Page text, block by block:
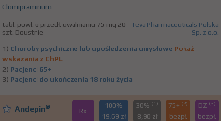
Clomipraminum
tabl. powl. o przedł. uwalnianiu 75 mg 20
szt. Doustnie
Teva Pharmaceuticals Polska
Sp. z o.o.
1) Choroby psychiczne lub upośledzenia umysłowe Pokaż
wskazania z ChPL
2) Pacjenci 65+
3) Pacjenci do ukończenia 18 roku życia
Andepin® Rx
100%
19,69 zł
30% (1)
8,90 zł
75+ (2)
bezpł.
DZ (3)
bezpł.